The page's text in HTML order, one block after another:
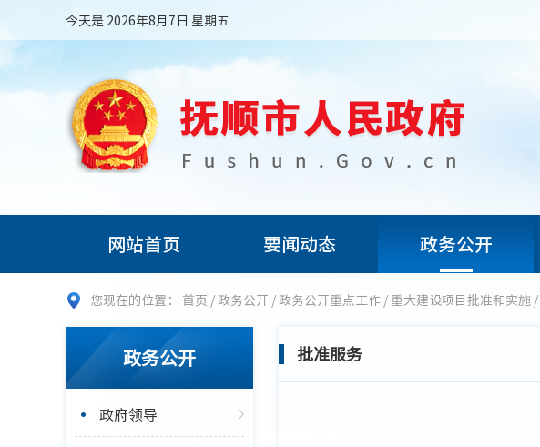
今天是 2026年8月7日 星期五
网站首页 要闻动态 政务公开
您现在的位置： 首页 /政务公开 /政务公开重点工作 / 重大建设项目批准和实施 /
政务公开
政府领导
批准服务